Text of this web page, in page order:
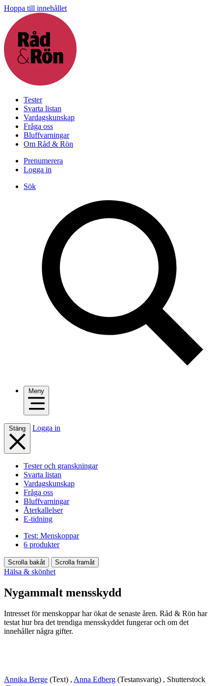
Hoppa till innehållet
Tester
Svarta listan
Vardagskunskap
Fråga oss
Bluffvarningar
Om Råd & Rön
Prenumerera
Logga in
Sök
Meny
Stäng Logga in
Tester och granskningar
Svarta listan
Vardagskunskap
Fråga oss
Bluffvarningar
Återkallelser
E-tidning
Test: Menskoppar
6 produkter
Scrolla bakåt Scrolla framåt
Hälsa & skönhet
Nygammalt mensskydd
Intresset för menskoppar har ökat de ­senaste åren. Råd & Rön har
testat hur bra det trendiga mensskyddet fungerar och om det
innehåller några gifter.
Annika Berge (Text) , Anna Edberg (Testansvarig) , Shutterstock